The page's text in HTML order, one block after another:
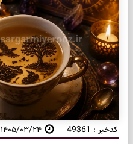
کدخبر : 49361 ۱۴۰۵/۰۳/۲۴ ۱۰:۰۰:۰۰